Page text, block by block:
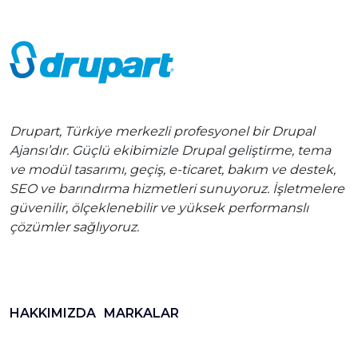
Drupart, Türkiye merkezli profesyonel bir Drupal
Ajansı’dır. Güçlü ekibimizle Drupal geliştirme, tema
ve modül tasarımı, geçiş, e-ticaret, bakım ve destek,
SEO ve barındırma hizmetleri sunuyoruz. İşletmelere
güvenilir, ölçeklenebilir ve yüksek performanslı
çözümler sağlıyoruz.
HAKKIMIZDA MARKALAR